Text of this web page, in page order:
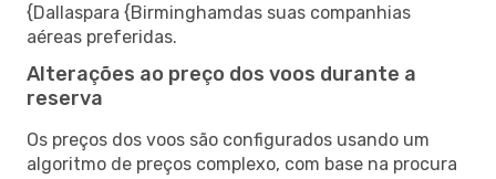
{Dallaspara {Birminghamdas suas companhias
aéreas preferidas.
Alterações ao preço dos voos durante a
reserva
Os preços dos voos são configurados usando um
algoritmo de preços complexo, com base na procura